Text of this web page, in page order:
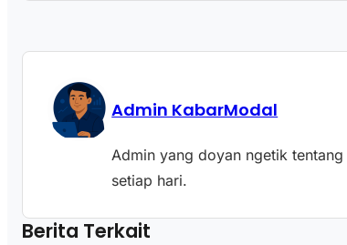
Admin KabarModal
Admin yang doyan ngetik
setiap hari.
Berita Terkait